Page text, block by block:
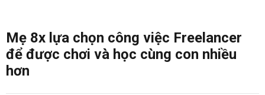
Mẹ 8x lựa chọn công việc Freelancer
để được chơi và học cùng con nhiều
hơn